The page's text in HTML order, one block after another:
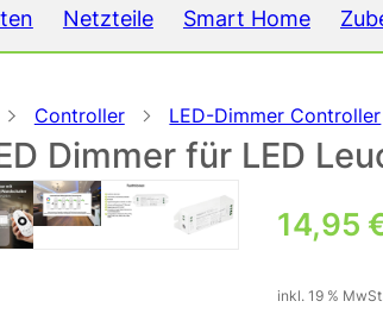
Netzteile Smart Home
Controller LED-Dimmer Controller
Dimmer für LED
14,95
inkl. 19 % MwSt.